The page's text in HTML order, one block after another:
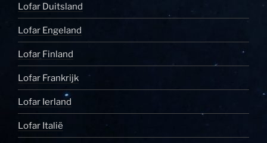
Lofar Duitsland
Lofar Engeland
Lofar Finland
Lofar Frankrijk
Lofar Ierland
Lofar Italië